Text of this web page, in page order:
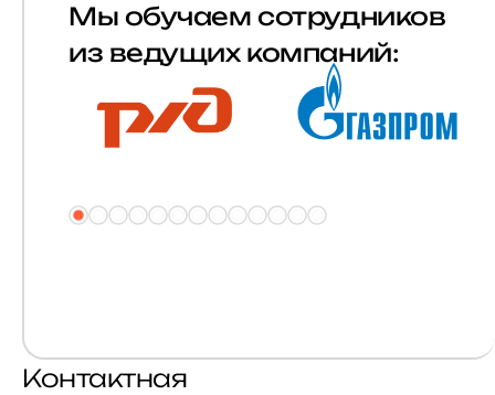
Мы обучаем сотрудников
из ведущих компаний:
Контактная